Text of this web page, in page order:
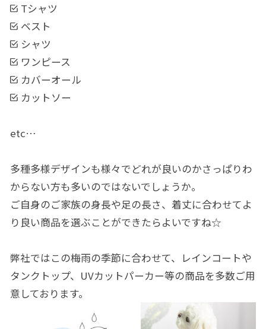
Tシャツ
ベスト
シャツ
ワンピース
カバーオール
カットソー
etc…
多種多様デザインも様々でどれが良いのかさっぱりわ
からない方も多いのではないでしょうか。
ご自身のご家族の身長や足の長さ、着丈に合わせてよ
り良い商品を選ぶことができたらよいですね☆
弊社ではこの梅雨の季節に合わせて、レインコートや
タンクトップ、UVカットパーカー等の商品を多数ご用
意しております。